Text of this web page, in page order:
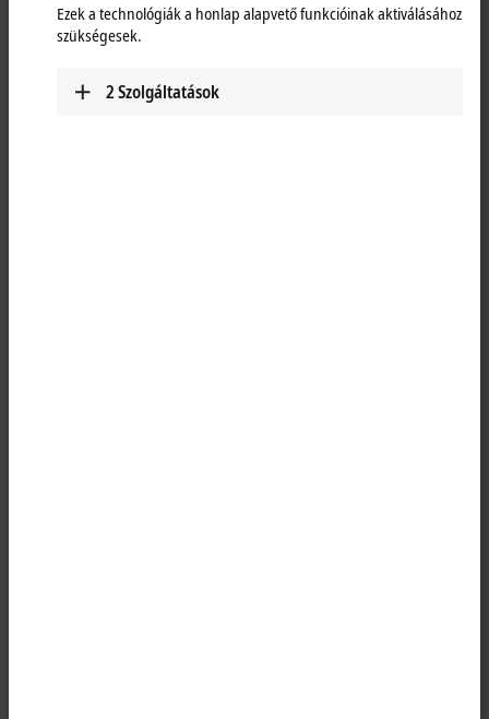
Ezek a technológiák a honlap alapvető funkcióinak aktiválásához
szükségesek.
2Szolgáltatások